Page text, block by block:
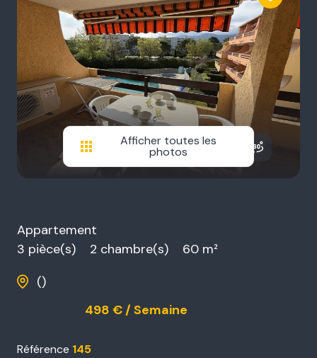
Afficher toutes les
photos
Appartement
3 pièce(s)
2 chambre(s)
60 m²
()
498 € / Semaine
Référence 145